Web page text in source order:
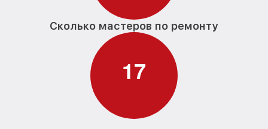
Сколько мастеров по ремонту
17